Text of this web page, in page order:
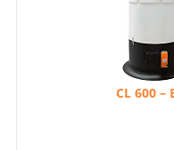
CL 600